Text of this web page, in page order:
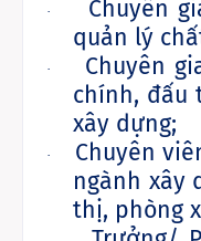
·
Chuyên
quản lý
·
Chuyên
chính, đấu
xây dựng;
·
Chuyên
ngành xây
thị, phòng